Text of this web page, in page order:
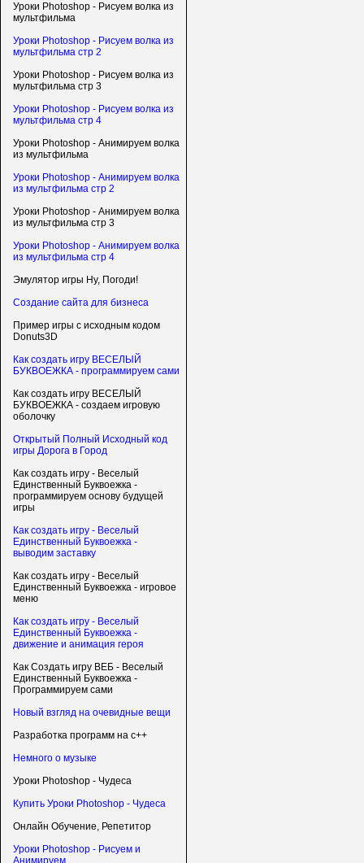
Уроки Photoshop - Рисуем волка из
мультфильма
Уроки Photoshop - Рисуем волка из
мультфильма стр 2
Уроки Photoshop - Рисуем волка из
мультфильма стр 3
Уроки Photoshop - Рисуем волка из
мультфильма стр 4
Уроки Photoshop - Анимируем волка
из мультфильма
Уроки Photoshop - Анимируем волка
из мультфильма стр 2
Уроки Photoshop - Анимируем волка
из мультфильма стр 3
Уроки Photoshop - Анимируем волка
из мультфильма стр 4
Эмулятор игры Ну, Погоди!
Создание сайта для бизнеса
Пример игры с исходным кодом
Donuts3D
Как создать игру ВЕСЕЛЫЙ
БУКВОЕЖКА - программируем сами
Как создать игру ВЕСЕЛЫЙ
БУКВОЕЖКА - создаем игровую
оболочку
Открытый Полный Исходный код
игры Дорога в Город
Как создать игру - Веселый
Единственный Буквоежка -
программируем основу будущей
игры
Как создать игру - Веселый
Единственный Буквоежка -
выводим заставку
Как создать игру - Веселый
Единственный Буквоежка - игровое
меню
Как создать игру - Веселый
Единственный Буквоежка -
движение и анимация героя
Как Создать игру ВЕБ - Веселый
Единственный Буквоежка -
Программируем сами
Новый взгляд на очевидные вещи
Разработка программ на c++
Немного о музыке
Уроки Photoshop - Чудеса
Купить Уроки Photoshop - Чудеса
Онлайн Обучение, Репетитор
Уроки Photoshop - Рисуем и
Анимируем